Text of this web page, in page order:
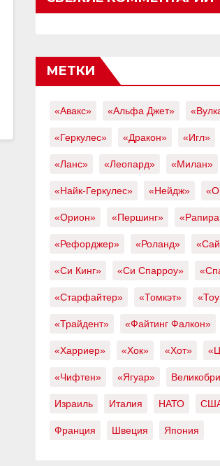
МЕТКИ
«Авакс» «Альфа Джет»
«Геркулес» «Дракон» «Игл»
«Ланс» «Леопард» «Милан»
«Найк-Геркулес» «Нейдж»
«Орион» «Першинг»
«Рефорджер» «Роланд»
«Си Кинг» «Си Спарроу»
«Старфайтер» «Томкэт»
«Трайдент» «Файтинг Фалкон»
«Харриер» «Хок» «Хот»
«Чифтен» «Ягуар»
Израиль Италия НАТО
Франция Швеция Япония